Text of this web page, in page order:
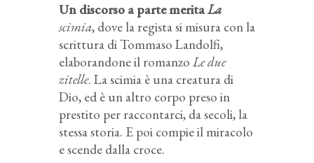
Un discorso a parte meritaLa
scimia, dove la regista si misura con la
scrittura di Tommaso Landolfi,
elaborandone il romanzo Le due
zitelle. La scimia è una creatura di
Dio, ed è un altro corpo preso in
prestito per raccontarci, da secoli, la
stessa storia. E poi compie il miracolo
e scende dalla croce.